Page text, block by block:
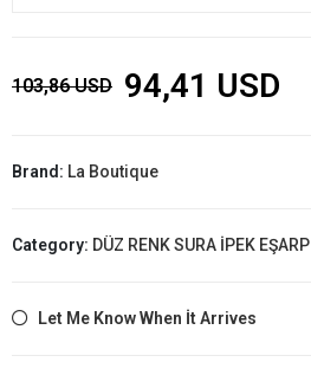
103,86 USD 94,41 USD
Brand: La Boutique
Category: DÜZ RENK SURA İPEK EŞARP
Let Me Know When İt Arrives